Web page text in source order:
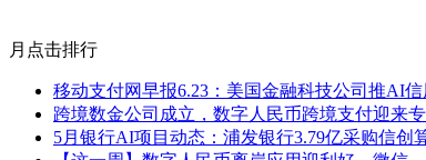
月点击排行
移动支付网早报6.23：美国金融科技公司推AI
跨境数金公司成立，数字人民币跨境支付迎来
5月银行AI项目动态：浦发银行3.79亿采购信创